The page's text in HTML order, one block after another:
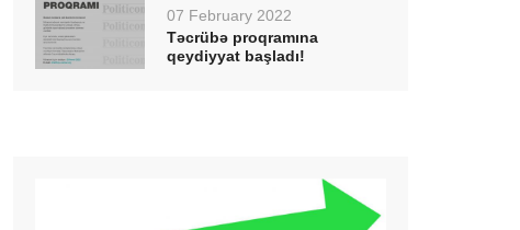
07 February 2022
Təcrübə proqramına
qeydiyyat başladı!